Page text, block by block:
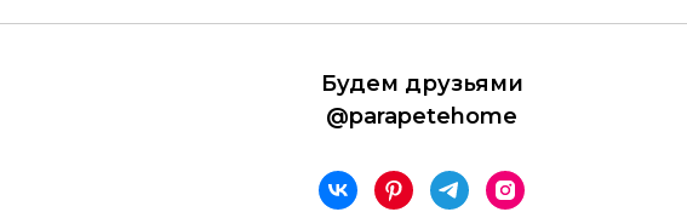
Будем друзьями
@parapetehome